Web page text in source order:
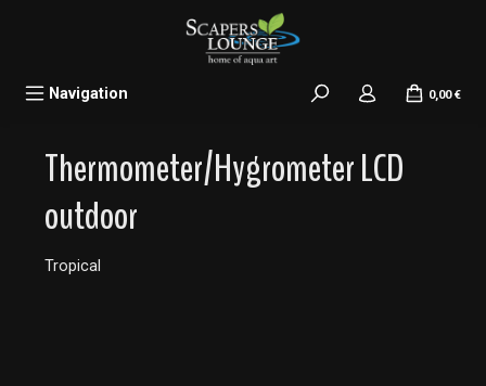
Navigation 0,00 €
Thermometer/Hygrometer LCD
outdoor
Tropical